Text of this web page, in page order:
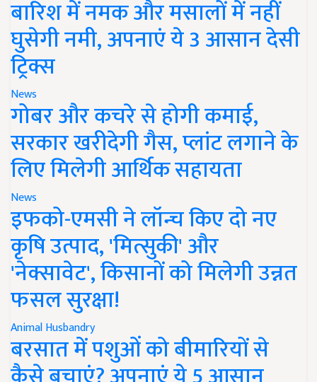
बारिश में नमक और मसालों में नहीं
घुसेगी नमी, अपनाएं ये 3 आसान देसी
ट्रिक्स
News
गोबर और कचरे से होगी कमाई,
सरकार खरीदेगी गैस, प्लांट लगाने के
लिए मिलेगी आर्थिक सहायता
News
इफको-एमसी ने लॉन्च किए दो नए
कृषि उत्पाद, 'मित्सुकी' और
'नेक्सावेट', किसानों को मिलेगी उन्नत
फसल सुरक्षा!
Animal Husbandry
बरसात में पशुओं को बीमारियों से